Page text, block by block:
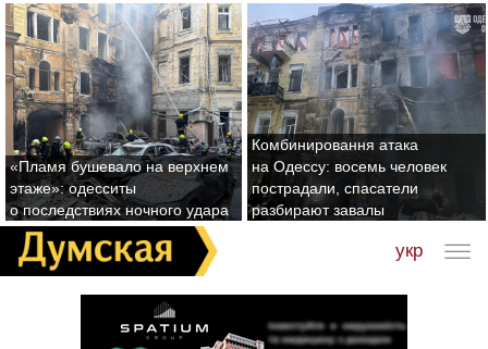
«Пламя бушевало на верхнем
этаже»: одесситы
о последствиях ночного удара
Комбинировання атака
на Одессу: восемь человек
пострадали, спасатели
разбирают завалы
укр